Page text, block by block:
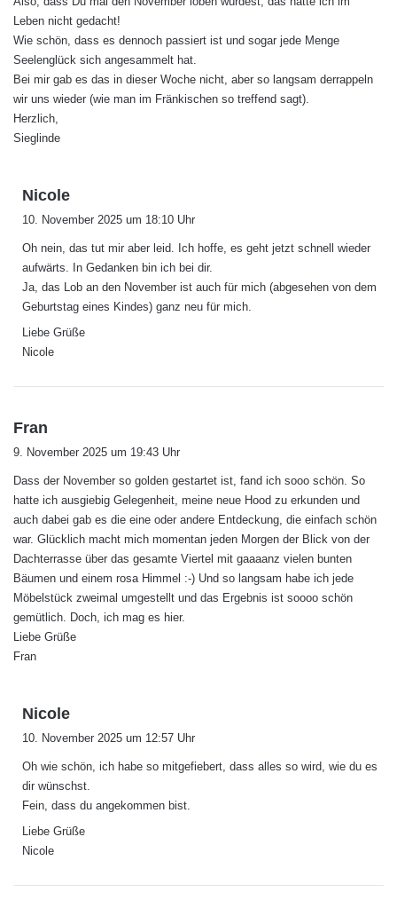
t
:
Leben nicht gedacht!
Wie schön, dass es dennoch passiert ist und sogar jede Menge
Seelenglück sich angesammelt hat.
Bei mir gab es das in dieser Woche nicht, aber so langsam derrappeln
wir uns wieder (wie man im Fränkischen so treffend sagt).
Herzlich,
Sieglinde
Nicole
t
10. November 2025 um 18:10 Uhr
Oh nein, das tut mir aber leid. Ich hoffe, es geht jetzt schnell wieder
aufwärts. In Gedanken bin ich bei dir.
Ja, das Lob an den November ist auch für mich (abgesehen von dem
Geburtstag eines Kindes) ganz neu für mich.
Liebe Grüße
Nicole
Fran
t
:
9. November 2025 um 19:43 Uhr
Dass der November so golden gestartet ist, fand ich sooo schön. So
hatte ich ausgiebig Gelegenheit, meine neue Hood zu erkunden und
auch dabei gab es die eine oder andere Entdeckung, die einfach schön
war. Glücklich macht mich momentan jeden Morgen der Blick von der
Dachterrasse über das gesamte Viertel mit gaaaanz vielen bunten
Bäumen und einem rosa Himmel :-) Und so langsam habe ich jede
Möbelstück zweimal umgestellt und das Ergebnis ist soooo schön
gemütlich. Doch, ich mag es hier.
Liebe Grüße
Fran
Nicole
t
:
10. November 2025 um 12:57 Uhr
Oh wie schön, ich habe so mitgefiebert, dass alles so wird, wie du es
dir wünschst.
Fein, dass du angekommen bist.
Liebe Grüße
Nicole